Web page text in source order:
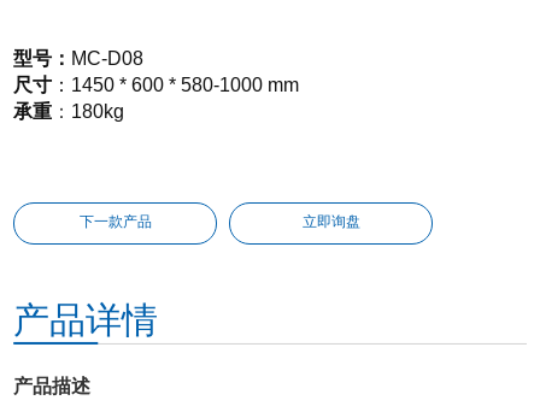
型号 ： MC-D08
尺寸 ： 1450 * 600 * 580-1000 mm
承重 ： 180kg
下一款产品 立即询盘
产品详情
产品描述